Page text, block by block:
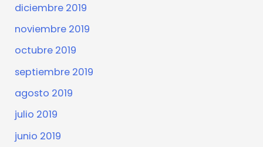
diciembre 2019
noviembre 2019
octubre 2019
septiembre 2019
agosto 2019
julio 2019
junio 2019